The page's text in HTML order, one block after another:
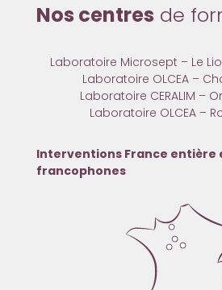
Nos centres de
Laboratoire Microsept – Le
Laboratoire OLCEA –
Laboratoire CERALIM –
Laboratoire OLCEA –
Interventions France entière
francophones